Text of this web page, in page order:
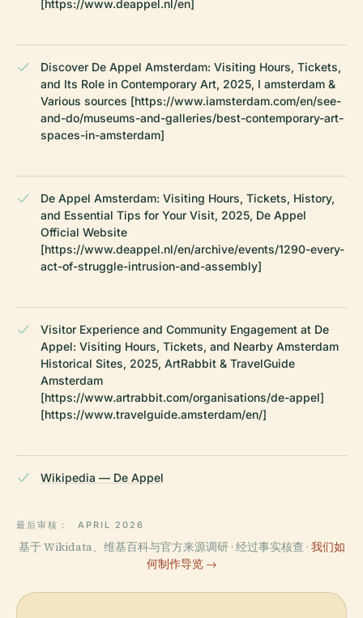
[https://www.deappel.nl/en]
Discover De Appel Amsterdam: Visiting Hours, Tickets,
and Its Role in Contemporary Art, 2025, I amsterdam &
Various sources [https://www.iamsterdam.com/en/see-
and-do/museums-and-galleries/best-contemporary-art-
spaces-in-amsterdam]
De Appel Amsterdam: Visiting Hours, Tickets, History,
and Essential Tips for Your Visit, 2025, De Appel
Official Website
[https://www.deappel.nl/en/archive/events/1290-every-
act-of-struggle-intrusion-and-assembly]
Visitor Experience and Community Engagement at De
Appel: Visiting Hours, Tickets, and Nearby Amsterdam
Historical Sites, 2025, ArtRabbit & TravelGuide
Amsterdam
[https://www.artrabbit.com/organisations/de-appel]
[https://www.travelguide.amsterdam/en/]
Wikipedia — De Appel
最后审核： APRIL 2026
基于 Wikidata、维基百科与官方来源调研 · 经过事实核查 · 我们如
何制作导览 →